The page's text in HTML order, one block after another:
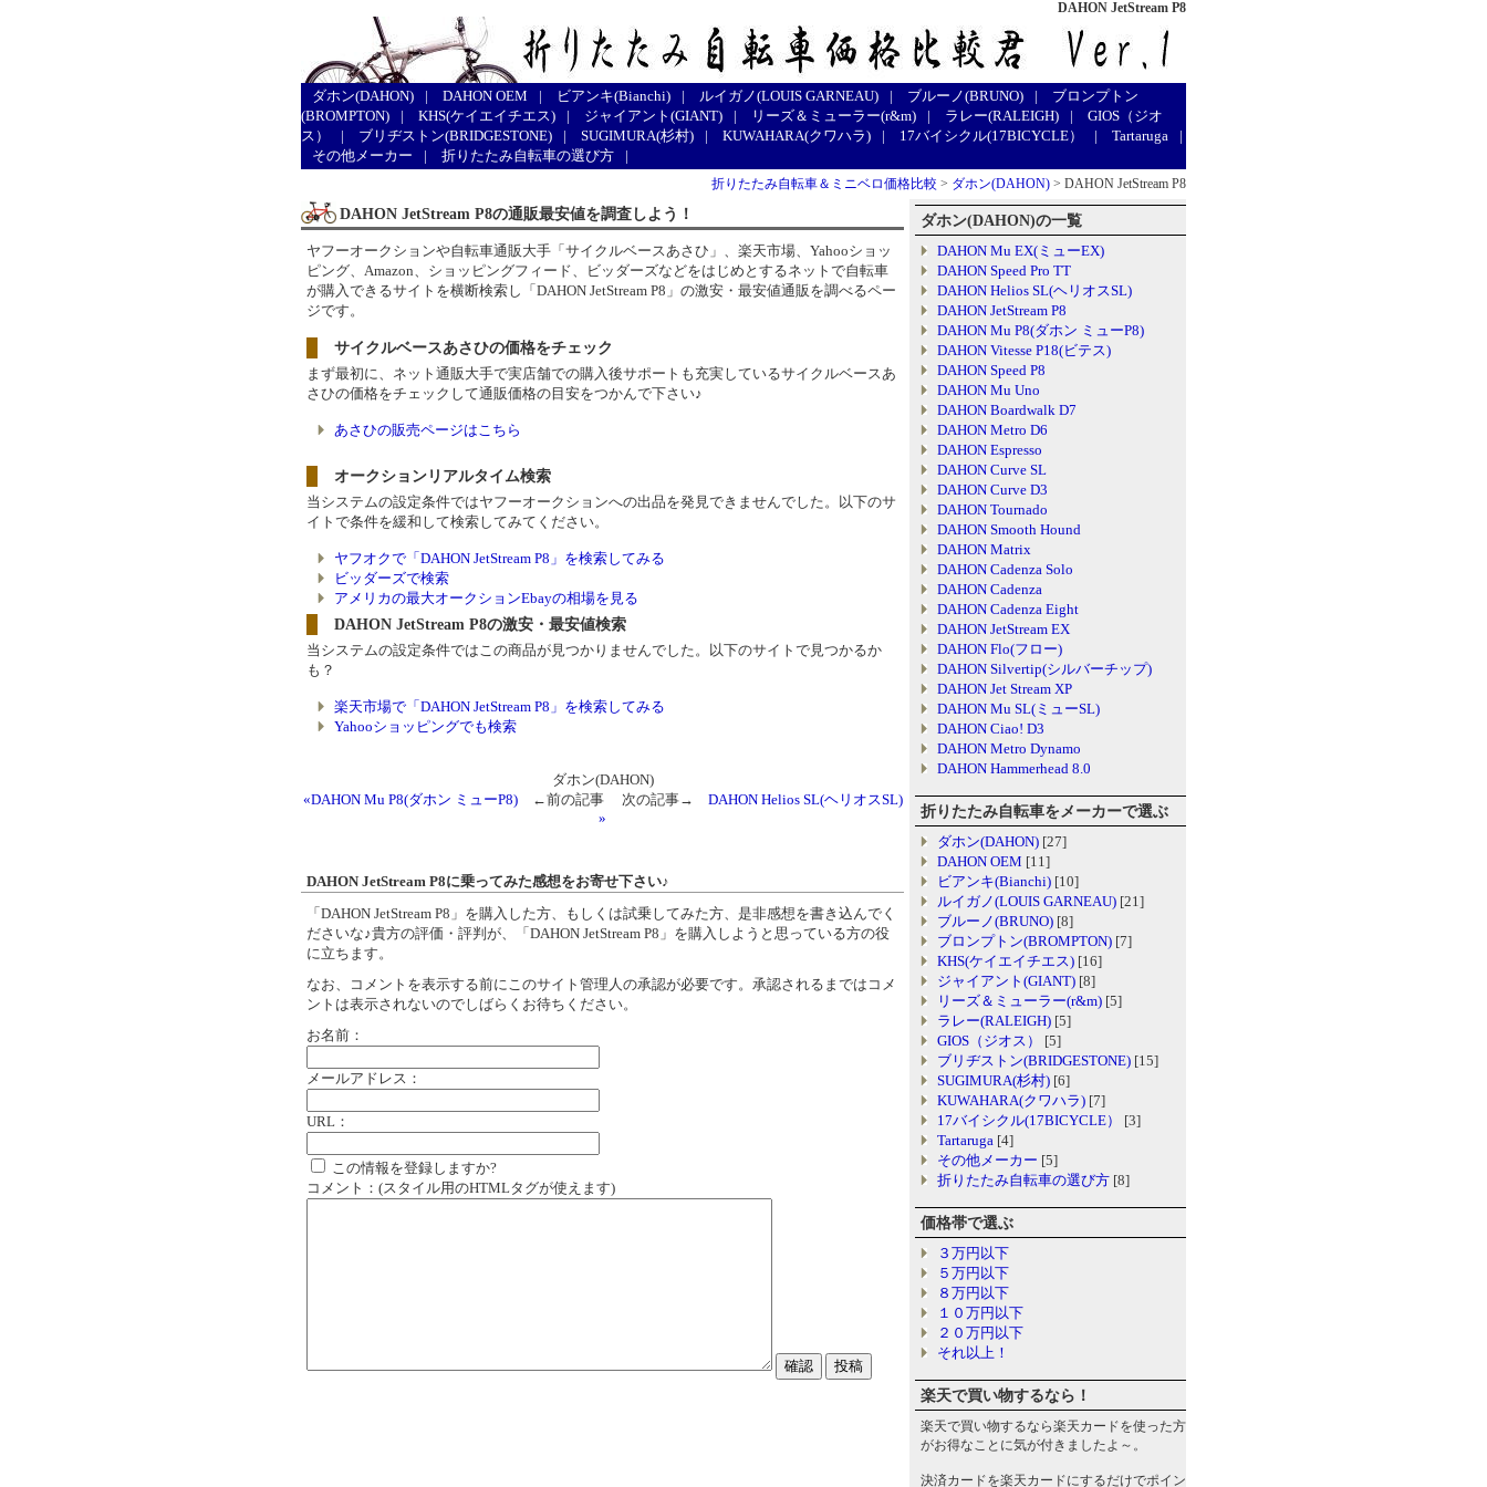
DAHON JetStream P8
ダホン(DAHON) | DAHON OEM | ビアンキ(Bianchi) | ルイガノ(LOUIS GARNEAU) | ブルーノ(BRUNO) |
ブロンプトン
(BROMPTON)
| KHS(ケイエイチエス) | ジャイアント(GIANT) | リーズ＆ミューラー(r&m) | ラレー(RALEIGH) |
GIOS（ジオ
ス）
| ブリヂストン(BRIDGESTONE) | SUGIMURA(杉村) | KUWAHARA(クワハラ) | 17バイシクル(17BICYCLE） | Tartaruga
|
その他メーカー
| 折りたたみ自転車の選び方 |
折りたたみ自転車＆ミニベロ価格比較 > ダホン(DAHON) > DAHON JetStream P8
DAHON JetStream P8の通販最安値を調査しよう！
ヤフーオークションや自転車通販大手「サイクルベースあさひ」、楽天市場、Yahooショッ
ピング、Amazon、ショッピングフィード、ビッダーズなどをはじめとするネットで自転車
が購入できるサイトを横断検索し「DAHON JetStream P8」の激安・最安値通販を調べるペー
ジです。
サイクルベースあさひの価格をチェック
まず最初に、ネット通販大手で実店舗での購入後サポートも充実しているサイクルベースあ
さひの価格をチェックして通販価格の目安をつかんで下さい♪
あさひの販売ページはこちら
オークションリアルタイム検索
当システムの設定条件ではヤフーオークションへの出品を発見できませんでした。以下のサ
イトで条件を緩和して検索してみてください。
ヤフオクで「DAHON JetStream P8」を検索してみる
ビッダーズで検索
アメリカの最大オークションEbayの相場を見る
DAHON JetStream P8の激安・最安値検索
当システムの設定条件ではこの商品が見つかりませんでした。以下のサイトで見つかるか
も？
楽天市場で「DAHON JetStream P8」を検索してみる
Yahooショッピングでも検索
ダホン(DAHON)
«DAHON Mu P8(ダホン ミューP8)←前の記事 次の記事→ DAHON Helios SL(ヘリオスSL)
»
DAHON JetStream P8に乗ってみた感想をお寄せ下さい♪
「DAHON JetStream P8」を購入した方、もしくは試乗してみた方、是非感想を書き込んでく
ださいな♪貴方の評価・評判が、「DAHON JetStream P8」を購入しようと思っている方の役
に立ちます。
なお、コメントを表示する前にこのサイト管理人の承認が必要です。承認されるまではコメ
ントは表示されないのでしばらくお待ちください。
お名前：
メールアドレス：
URL：
この情報を登録しますか?
コメント：(スタイル用のHTMLタグが使えます)
ダホン(DAHON)の一覧
DAHON Mu EX(ミューEX)
DAHON Speed Pro TT
DAHON Helios SL(ヘリオスSL)
DAHON JetStream P8
DAHON Mu P8(ダホン ミューP8)
DAHON Vitesse P18(ビテス)
DAHON Speed P8
DAHON Mu Uno
DAHON Boardwalk D7
DAHON Metro D6
DAHON Espresso
DAHON Curve SL
DAHON Curve D3
DAHON Tournado
DAHON Smooth Hound
DAHON Matrix
DAHON Cadenza Solo
DAHON Cadenza
DAHON Cadenza Eight
DAHON JetStream EX
DAHON Flo(フロー)
DAHON Silvertip(シルバーチップ)
DAHON Jet Stream XP
DAHON Mu SL(ミューSL)
DAHON Ciao! D3
DAHON Metro Dynamo
DAHON Hammerhead 8.0
折りたたみ自転車をメーカーで選ぶ
ダホン(DAHON) [27]
DAHON OEM [11]
ビアンキ(Bianchi) [10]
ルイガノ(LOUIS GARNEAU) [21]
ブルーノ(BRUNO) [8]
ブロンプトン(BROMPTON) [7]
KHS(ケイエイチエス) [16]
ジャイアント(GIANT) [8]
リーズ＆ミューラー(r&m) [5]
ラレー(RALEIGH) [5]
GIOS（ジオス）
[5]
ブリヂストン(BRIDGESTONE) [15]
SUGIMURA(杉村) [6]
KUWAHARA(クワハラ) [7]
17バイシクル(17BICYCLE）
[3]
Tartaruga [4]
その他メーカー [5]
折りたたみ自転車の選び方 [8]
価格帯で選ぶ
３万円以下
５万円以下
８万円以下
１０万円以下
２０万円以下
それ以上！
楽天で買い物するなら！
楽天で買い物するなら楽天カードを使った方
がお得なことに気が付きましたよ～。
決済カードを楽天カードにするだけでポイン